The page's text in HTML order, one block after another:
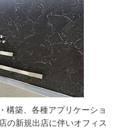
構築、各種アプリケーショ
の新規出店に伴いオフィス